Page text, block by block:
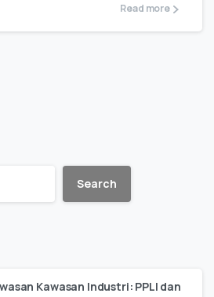
Read more
Search
Kawasan Industri: PPLI dan